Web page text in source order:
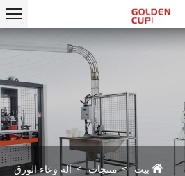
بيت منتجات
آلة وعاء الورق